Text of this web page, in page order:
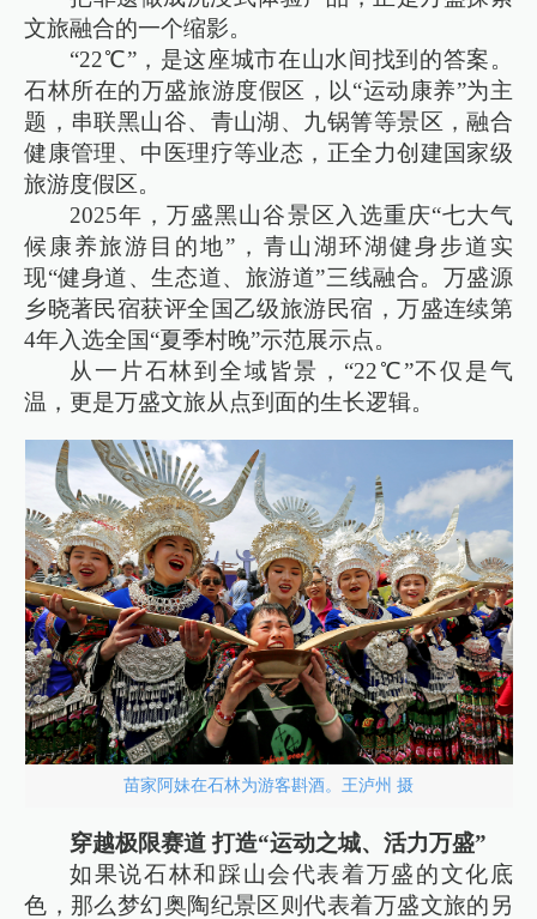
文旅融合的一个缩影。
“22℃”，是这座城市在山水间找到的答案。
石林所在的万盛旅游度假区，以“运动康养”为主
题，串联黑山谷、青山湖、九锅箐等景区，融合
健康管理、中医理疗等业态，正全力创建国家级
旅游度假区。
2025年，万盛黑山谷景区入选重庆“七大气
候康养旅游目的地”，青山湖环湖健身步道实
现“健身道、生态道、旅游道”三线融合。万盛源
乡晓著民宿获评全国乙级旅游民宿，万盛连续第
4年入选全国“夏季村晚”示范展示点。
从一片石林到全域皆景，“22℃”不仅是气
温，更是万盛文旅从点到面的生长逻辑。
苗家阿妹在石林为游客斟酒。王泸州 摄
穿越极限赛道 打造“运动之城、活力万盛”
如果说石林和踩山会代表着万盛的文化底
色，那么梦幻奥陶纪景区则代表着万盛文旅的另